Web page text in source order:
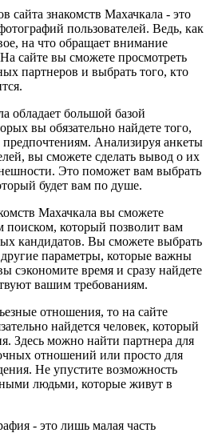
знакомств Махачкала - это
пользователей. Ведь, как
на что обращает внимание
сайте вы сможете просмотреть
партнеров и выбрать того, кто
обладает большой базой
вы обязательно найдете того,
предпочтениям. Анализируя анкеты
вы сможете сделать вывод о их
Это поможет вам выбрать
будет вам по душе.
Махачкала вы сможете
поиском, который позволит вам
кандидатов. Вы сможете выбрать
параметры, которые важны
сэкономите время и сразу найдете
вашим требованиям.
отношения, то на сайте
найдется человек, который
Здесь можно найти партнера для
отношений или просто для
Не упустите возможность
людьми, которые живут в
- это лишь малая часть